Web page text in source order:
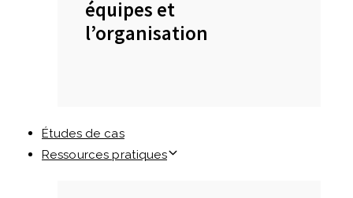
équipes et
l’organisation
Études de cas
Ressources pratiques